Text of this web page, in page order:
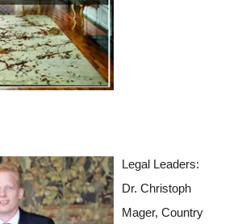
Legal Leaders:
Dr. Christoph
Mager, Country